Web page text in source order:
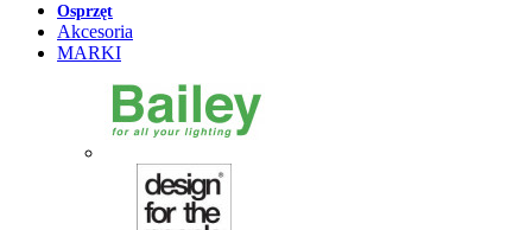
Osprzęt
Akcesoria
MARKI